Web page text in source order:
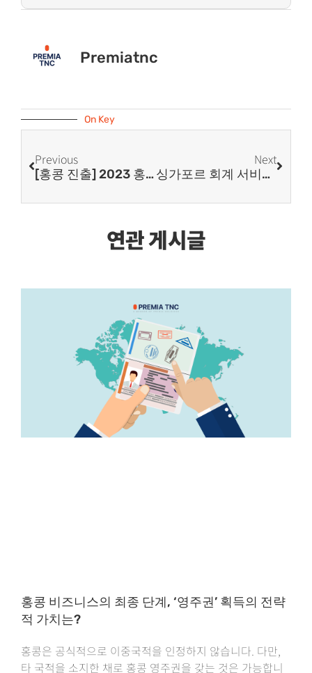
Premiatnc
On Key
Previous
[홍콩 진출] 2023 홍콩 추계 전자박람회 개최 예정
Next
싱가포르 회계 서비스: 비즈니스 성공을 위한 핵심
연관 게시글
홍콩 비즈니스의 최종 단계, ‘영주권’ 획득의 전략
적 가치는?
홍콩은 공식적으로 이중국적을 인정하지 않습니다. 다만,
타 국적을 소지한 채로 홍콩 영주권을 갖는 것은 가능합니